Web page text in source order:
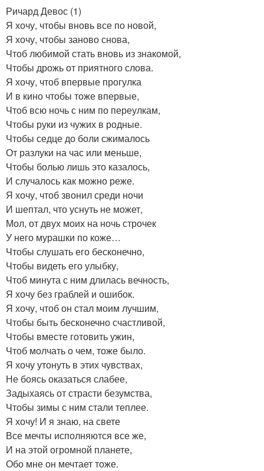
Ричард Девос (1)
Я хочу, чтобы вновь все по новой,
Я хочу, чтобы заново снова,
Чтоб любимой стать вновь из знакомой,
Чтобы дрожь от приятного слова.
Я хочу, чтоб впервые прогулка
И в кино чтобы тоже впервые,
Чтоб всю ночь с ним по переулкам,
Чтобы руки из чужих в родные.
Чтобы седце до боли сжималось
От разлуки на час или меньше,
Чтобы болью лишь это казалось,
И случалось как можно реже.
Я хочу, чтоб звонил среди ночи
И шептал, что уснуть не может,
Мол, от двух моих на ночь строчек
У него мурашки по коже…
Чтобы слушать его бесконечно,
Чтобы видеть его улыбку,
Чтоб минута с ним длилась вечность,
Я хочу без граблей и ошибок.
Я хочу, чтоб он стал моим лучшим,
Чтобы быть бесконечно счастливой,
Чтобы вместе готовить ужин,
Чтоб молчать о чем, тоже было.
Я хочу утонуть в этих чувствах,
Не боясь оказаться слабее,
Задыхаясь от страсти безумства,
Чтобы зимы с ним стали теплее.
Я хочу! И я знаю, на свете
Все мечты исполняются все же,
И на этой огромной планете,
Обо мне он мечтает тоже.